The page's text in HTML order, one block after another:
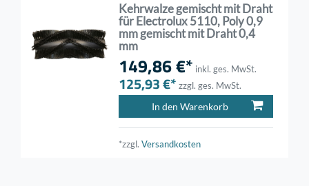
Kehrwalze gemischt mit Draht
für Electrolux 5110, Poly 0,9
mm gemischt mit Draht 0,4
mm
149,86 €* inkl. ges. MwSt.
125,93 €* zzgl. ges. MwSt.
In den Warenkorb
*zzgl.Versandkosten